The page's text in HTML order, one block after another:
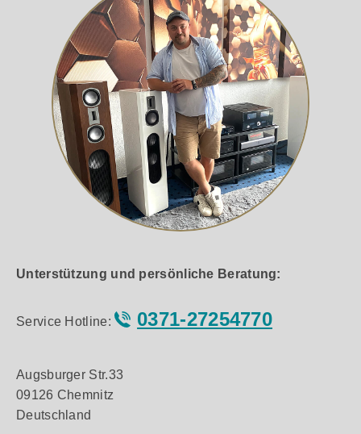
Unterstützung und persönliche Beratung:
Service Hotline: 0371-27254770
Augsburger Str.33
09126 Chemnitz
Deutschland